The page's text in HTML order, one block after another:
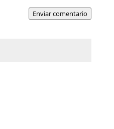
Enviar comentario